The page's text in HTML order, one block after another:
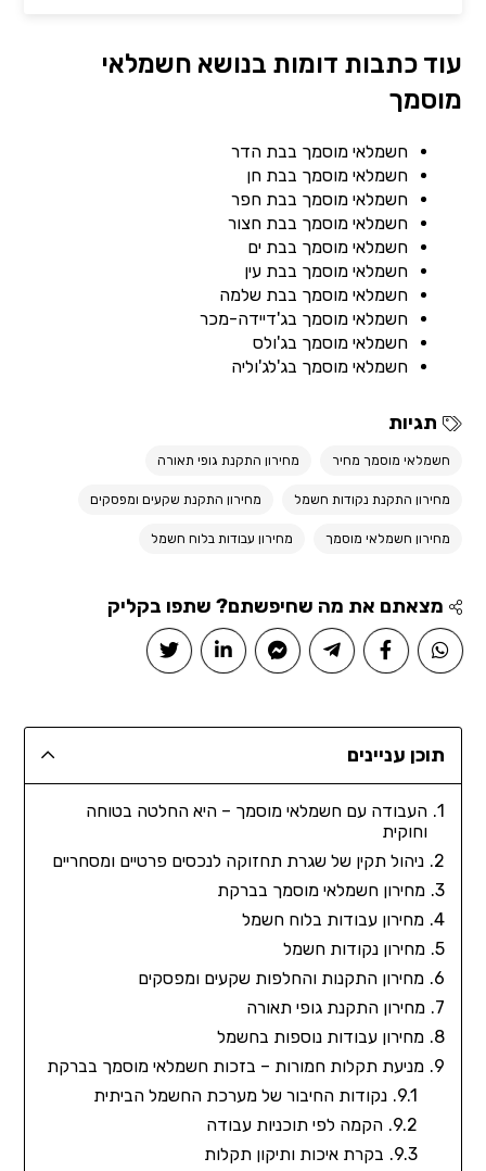
עוד כתבות דומות בנושא חשמלאי
מוסמך
חשמלאי מוסמך בבת הדר
חשמלאי מוסמך בבת חן
חשמלאי מוסמך בבת חפר
חשמלאי מוסמך בבת חצור
חשמלאי מוסמך בבת ים
חשמלאי מוסמך בבת עין
חשמלאי מוסמך בבת שלמה
חשמלאי מוסמך בג'דיידה-מכר
חשמלאי מוסמך בג'ולס
חשמלאי מוסמך בג'לג'וליה
תגיות
חשמלאי מוסמך מחיר מחירון התקנת גופי תאורה
מחירון התקנת נקודות חשמל מחירון התקנת שקעים ומפסקים
מחירון חשמלאי מוסמך מחירון עבודות בלוח חשמל
מצאתם את מה שחיפשתם? שתפו בקליק
תוכן עניינים
העבודה עם חשמלאי מוסמך – היא החלטה בטוחה
וחוקית
ניהול תקין של שגרת תחזוקה לנכסים פרטיים ומסחריים
מחירון חשמלאי מוסמך בברקת
מחירון עבודות בלוח חשמל
מחירון נקודות חשמל
מחירון התקנות והחלפות שקעים ומפסקים
מחירון התקנת גופי תאורה
מחירון עבודות נוספות בחשמל
מניעת תקלות חמורות – בזכות חשמלאי מוסמך בברקת
נקודות החיבור של מערכת החשמל הביתית
הקמה לפי תוכניות עבודה
בקרת איכות ותיקון תקלות